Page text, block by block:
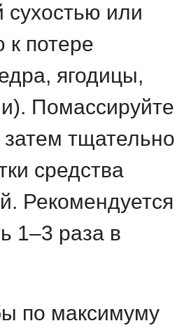
или
к потере
ягодицы,
Помассируйте
тщательно
средства
Рекомендуется
1–3 раза в
по максимуму